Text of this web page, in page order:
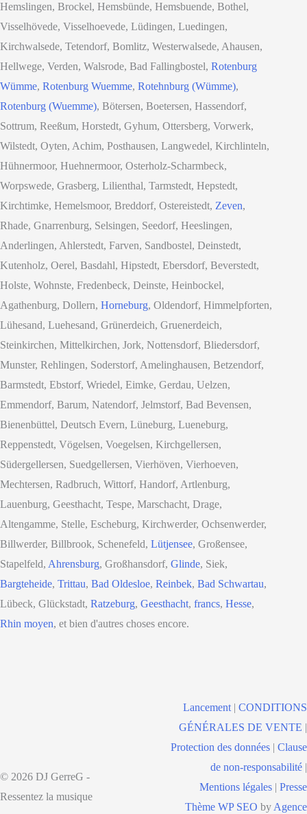
Hemslingen, Brockel, Hemsbünde, Hemsbuende, Bothel,
Visselhövede, Visselhoevede, Lüdingen, Luedingen,
Kirchwalsede, Tetendorf, Bomlitz, Westerwalsede, Ahausen,
Hellwege, Verden, Walsrode, Bad Fallingbostel, Rotenburg
Wümme, Rotenburg Wuemme, Rotehnburg (Wümme),
Rotenburg (Wuemme), Bötersen, Boetersen, Hassendorf,
Sottrum, Reeßum, Horstedt, Gyhum, Ottersberg, Vorwerk,
Wilstedt, Oyten, Achim, Posthausen, Langwedel, Kirchlinteln,
Hühnermoor, Huehnermoor, Osterholz-Scharmbeck,
Worpswede, Grasberg, Lilienthal, Tarmstedt, Hepstedt,
Kirchtimke, Hemelsmoor, Breddorf, Ostereistedt, Zeven,
Rhade, Gnarrenburg, Selsingen, Seedorf, Heeslingen,
Anderlingen, Ahlerstedt, Farven, Sandbostel, Deinstedt,
Kutenholz, Oerel, Basdahl, Hipstedt, Ebersdorf, Beverstedt,
Holste, Wohnste, Fredenbeck, Deinste, Heinbockel,
Agathenburg, Dollern, Horneburg, Oldendorf, Himmelpforten,
Lühesand, Luehesand, Grünerdeich, Gruenerdeich,
Steinkirchen, Mittelkirchen, Jork, Nottensdorf, Bliedersdorf,
Munster, Rehlingen, Soderstorf, Amelinghausen, Betzendorf,
Barmstedt, Ebstorf, Wriedel, Eimke, Gerdau, Uelzen,
Emmendorf, Barum, Natendorf, Jelmstorf, Bad Bevensen,
Bienenbüttel, Deutsch Evern, Lüneburg, Lueneburg,
Reppenstedt, Vögelsen, Voegelsen, Kirchgellersen,
Südergellersen, Suedgellersen, Vierhöven, Vierhoeven,
Mechtersen, Radbruch, Wittorf, Handorf, Artlenburg,
Lauenburg, Geesthacht, Tespe, Marschacht, Drage,
Altengamme, Stelle, Escheburg, Kirchwerder, Ochsenwerder,
Billwerder, Billbrook, Schenefeld, Lütjensee, Großensee,
Stapelfeld, Ahrensburg, Großhansdorf, Glinde, Siek,
Bargteheide, Trittau, Bad Oldesloe, Reinbek, Bad Schwartau,
Lübeck, Glückstadt, Ratzeburg, Geesthacht, francs, Hesse,
Rhin moyen, et bien d'autres choses encore.
© 2026 DJ GerreG -
Ressentez la musique
Lancement | CONDITIONS
GÉNÉRALES DE VENTE |
Protection des données | Clause
de non-responsabilité |
Mentions légales | Presse
Thème WP SEO by Agence